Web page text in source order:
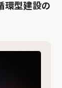
環型建設の